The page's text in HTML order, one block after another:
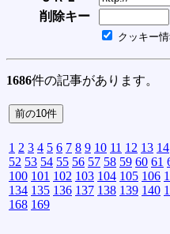
削除キー
クッキー
1686件の記事があります。
1 2 3 4 5 6 7 8 9 10 11 12 13 14
52 53 54 55 56 57 58 59 60 61
100 101 102 103 104 105 106
134 135 136 137 138 139 140
168 169